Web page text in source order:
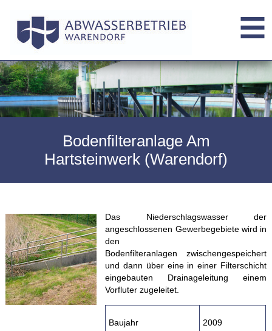
Bodenfilteranlage Am
Hartsteinwerk (Warendorf)
Das Niederschlagswasser der
angeschlossenen Gewerbegebiete wird in
den
Bodenfilteranlagen zwischengespeichert
und dann über eine in einer Filterschicht
eingebauten Drainageleitung einem
Vorfluter zugeleitet.
Baujahr 2009